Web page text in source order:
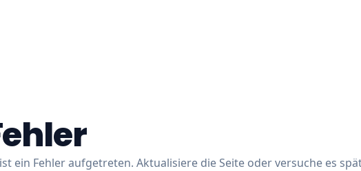
ein Fehler aufgetreten. Aktualisiere die Seite oder versuche es